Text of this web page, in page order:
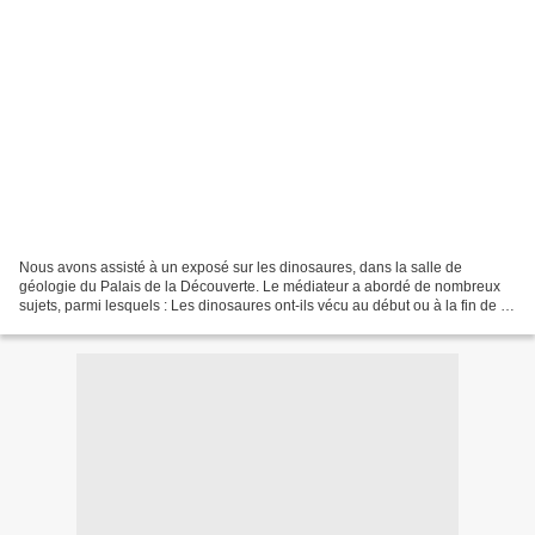
Nous avons assisté à un exposé sur les dinosaures, dans la salle de
géologie du Palais de la Découverte. Le médiateur a abordé de nombreux
sujets, parmi lesquels : Les dinosaures ont-ils vécu au début ou à la fin de la